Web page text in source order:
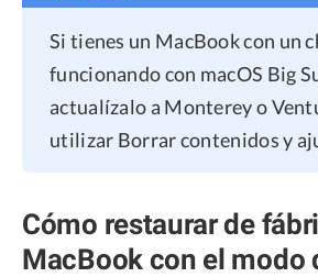
Si tienes un MacBook con un
funcionando con macOS Big
actualízalo a Monterey o
utilizar Borrar contenidos y
Cómo restaurar de
MacBook con el modo